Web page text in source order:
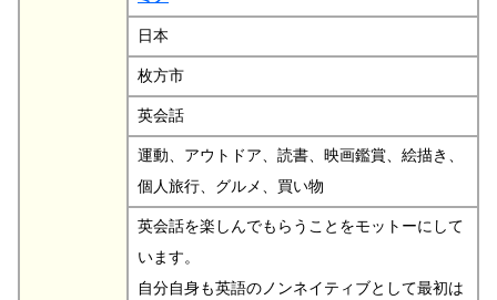
日本
枚方市
英会話
運動、アウトドア、読書、映画鑑賞、絵描き、
個人旅行、グルメ、買い物
英会話を楽しんでもらうことをモットーにして
います。
自分自身も英語のノンネイティブとして最初は